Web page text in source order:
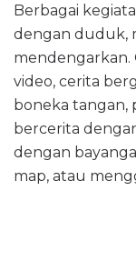
Berbagai
dengan duduk,
mendengarkan.
video, cerita
boneka tangan,
bercerita
dengan
map, atau